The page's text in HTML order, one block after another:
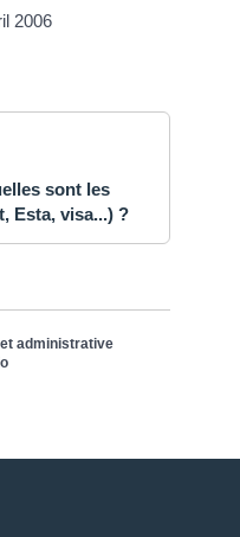
2006
sont les
Esta, visa...) ?
administrative